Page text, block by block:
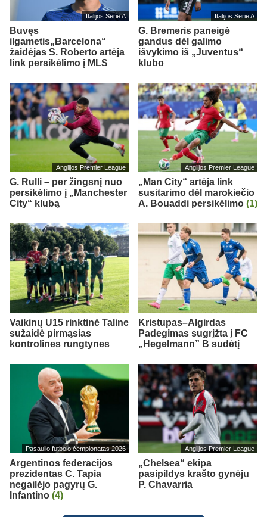
Italijos Serie A
Buvęs
ilgametis„Barcelona“
žaidėjas S. Roberto artėja
link persikėlimo į MLS
Italijos Serie A
G. Bremeris paneigė
gandus dėl galimo
išvykimo iš „Juventus“
klubo
Anglijos Premier League
G. Rulli – per žingsnį nuo
persikėlimo į „Manchester
City“ klubą
Anglijos Premier League
„Man City“ artėja link
susitarimo dėl marokiečio
A. Bouaddi persikėlimo (1)
Vaikinų U15 rinktinė Taline
sužaidė pirmąsias
kontrolines rungtynes
Kristupas–Algirdas
Padegimas sugrįžta į FC
„Hegelmann” B sudėtį
Pasaulio futbolo čempionatas 2026
Argentinos federacijos
prezidentas C. Tapia
negailėjo pagyrų G.
Infantino (4)
Anglijos Premier League
„Chelsea“ ekipa
pasipildys krašto gynėju
P. Chavarria